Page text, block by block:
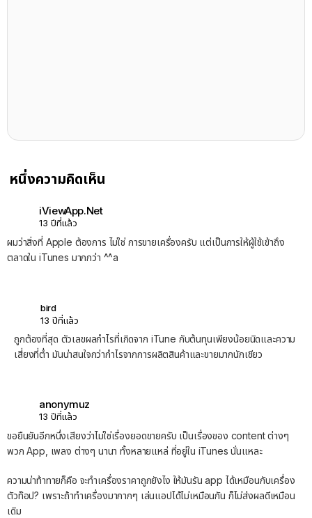
หนึ่งความคิดเห็น
iViewApp.Net
13 ปีที่แล้ว
ผมว่าสิ่งที่ Apple ต้องการ ไม่ใช่ การขายเครื่องครับ แต่เป็นการให้ผู้ใช้เข้าถึง
ตลาดใน iTunes มากกว่า ^^a
bird
13 ปีที่แล้ว
ถูกต้องที่สุด ตัวเลขผลกำไรที่เกิดจาก iTune กับต้นทุนเพียงน้อยนิดและความ
เสี่ยงที่ต่ำ มันน่าสนใจกว่ากำไรจากการผลิตสินค้าและขายมากนักเชียว
anonymuz
13 ปีที่แล้ว
ขอยืนยันอีกหนึ่งเสียงว่าไม่ใช่เรื่องยอดขายครับ เป็นเรื่องของ content ต่างๆ
พวก App, เพลง ต่างๆ นานา ทั้งหลายแหล่ ที่อยู่ใน iTunes นั่นแหละ
ความน่าท้าทายก็คือ จะทำเครื่องราคาถูกยังไง ให้มันรัน app ได้เหมือนกับเครื่อง
ตัวท๊อป? เพราะถ้าทำเครื่องมากากๆ เล่นแอปได้ไม่เหมือนกัน ก็ไม่ส่งผลดีเหมือน
เดิม